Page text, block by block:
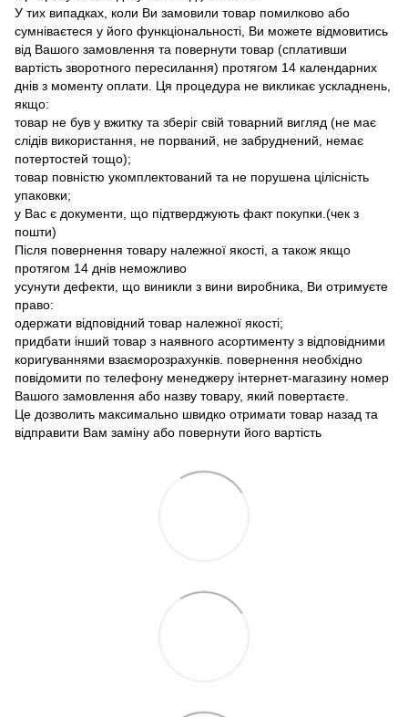
У тих випадках, коли Ви замовили товар помилково або
сумніваєтеся у його функціональності, Ви можете відмовитись
від Вашого замовлення та повернути товар (сплативши
вартість зворотного пересилання) протягом 14 календарних
днів з моменту оплати. Ця процедура не викликає ускладнень,
якщо:
товар не був у вжитку та зберіг свій товарний вигляд (не має
слідів використання, не порваний, не забруднений, немає
потертостей тощо);
товар повністю укомплектований та не порушена цілісність
упаковки;
у Вас є документи, що підтверджують факт покупки.(чек з
пошти)
Після повернення товару належної якості, а також якщо
протягом 14 днів неможливо
усунути дефекти, що виникли з вини виробника, Ви отримуєте
право:
одержати відповідний товар належної якості;
придбати інший товар з наявного асортименту з відповідними
коригуваннями взаєморозрахунків. повернення необхідно
повідомити по телефону менеджеру інтернет-магазину номер
Вашого замовлення або назву товару, який повертаєте.
Це дозволить максимально швидко отримати товар назад та
відправити Вам заміну або повернути його вартість